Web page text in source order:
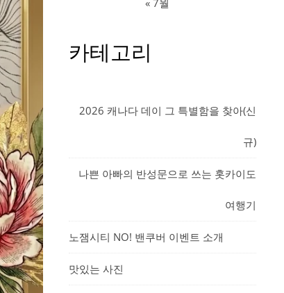
« 7월
카테고리
2026 캐나다 데이 그 특별함을 찾아(신
규)
나쁜 아빠의 반성문으로 쓰는 홋카이도
여행기
노잼시티 NO! 밴쿠버 이벤트 소개
맛있는 사진